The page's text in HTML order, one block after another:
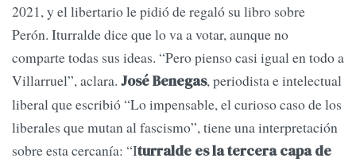
2021, y el libertario le pidió de regaló su libro sobre
Perón. Iturralde dice que lo va a votar, aunque no
comparte todas sus ideas. “Pero pienso casi igual en todo a
Villarruel”, aclara. José Benegas, periodista e intelectual
liberal que escribió “Lo impensable, el curioso caso de los
liberales que mutan al fascismo”, tiene una interpretación
sobre esta cercanía: “Iturralde es la tercera capa de